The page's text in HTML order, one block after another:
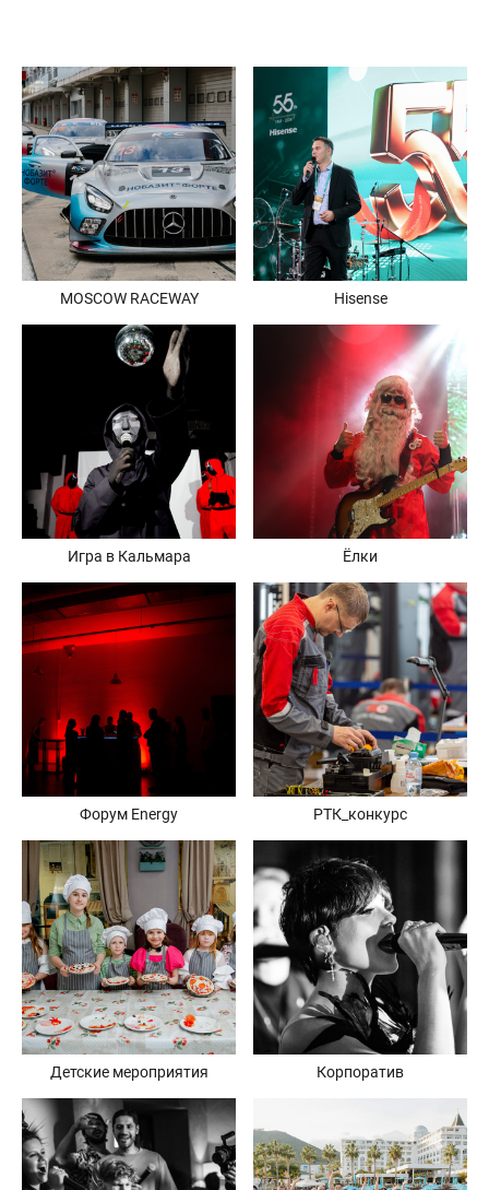
MOSCOW RACEWAY Hisense
Игра в Кальмара Ёлки
Форум Energy РТК_конкурс
Детские мероприятия Корпоратив